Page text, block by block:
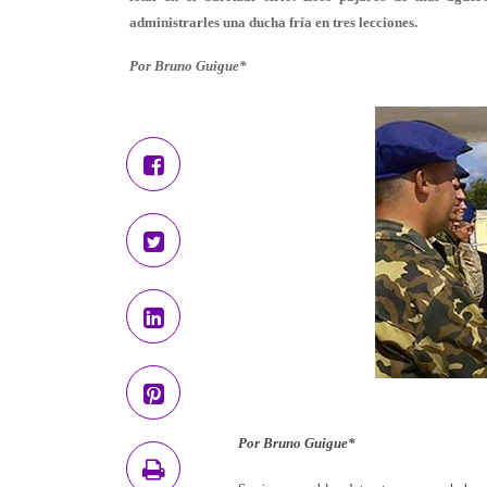
administrarles una ducha fría en tres lecciones.
Por Bruno Guigue*
Por Bruno Guigue*